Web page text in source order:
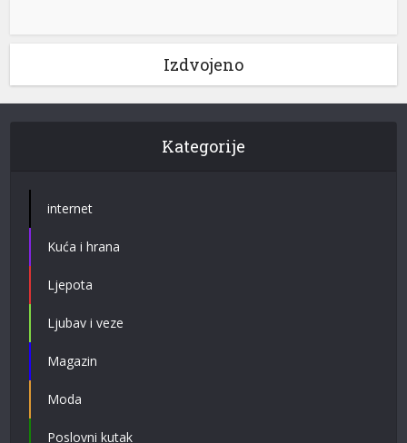
Izdvojeno
Kategorije
internet
Kuća i hrana
Ljepota
Ljubav i veze
Magazin
Moda
Poslovni kutak